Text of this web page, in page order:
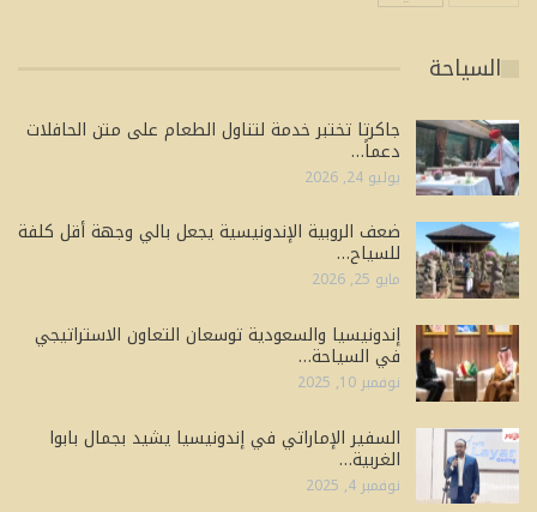
السياحة
جاكرتا تختبر خدمة لتناول الطعام على متن الحافلات
دعماً…
يوليو 24, 2026
ضعف الروبية الإندونيسية يجعل بالي وجهة أقل كلفة
للسياح…
مايو 25, 2026
إندونيسيا والسعودية توسعان التعاون الاستراتيجي
في السياحة…
نوفمبر 10, 2025
السفير الإماراتي في إندونيسيا يشيد بجمال بابوا
الغربية…
نوفمبر 4, 2025